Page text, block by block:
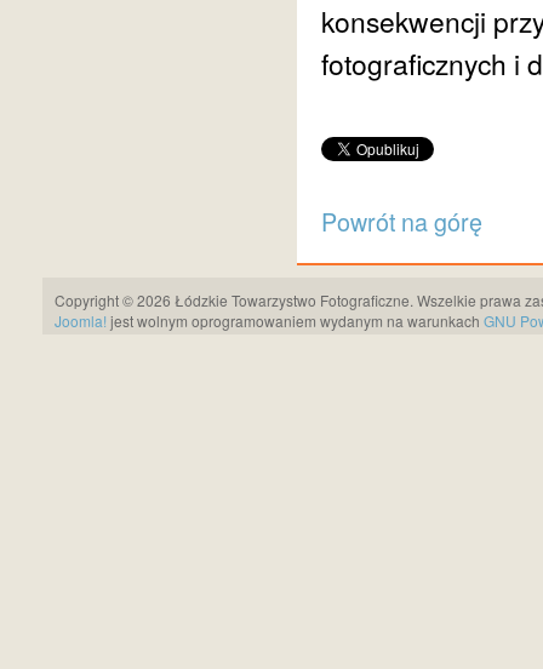
konsekwencji
fotograficznych i
Powrót na górę
Copyright © 2026 Łódzkie Towarzystwo Fotograficzne. Wszelkie prawa
Joomla! jest wolnym oprogramowaniem wydanym na warunkach GNU